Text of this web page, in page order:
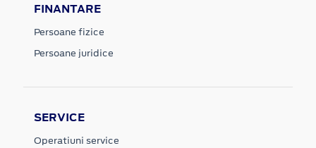
FINANTARE
Persoane fizice
Persoane juridice
SERVICE
Operatiuni service